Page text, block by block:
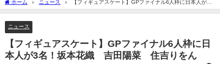
ホーム ニュース
【フィギュアスケート】GPファイナル6人枠に日本人が3
名！坂本花織 吉田陽菜 住吉りをん
ニュース
【フィギュアスケート】GPファイナル6人枠に日
本人が3名！坂本花織 吉田陽菜 住吉りをん